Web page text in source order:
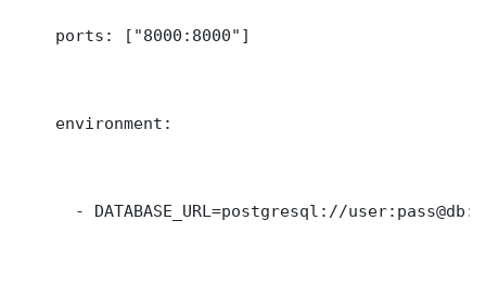
    ports: ["8000:8000"]
    environment:
- DATABASE_URL=postgresql://